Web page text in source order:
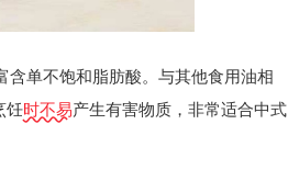
单不饱和脂肪酸。与其他食用油相
饪时不易产生有害物质，非常适合中式